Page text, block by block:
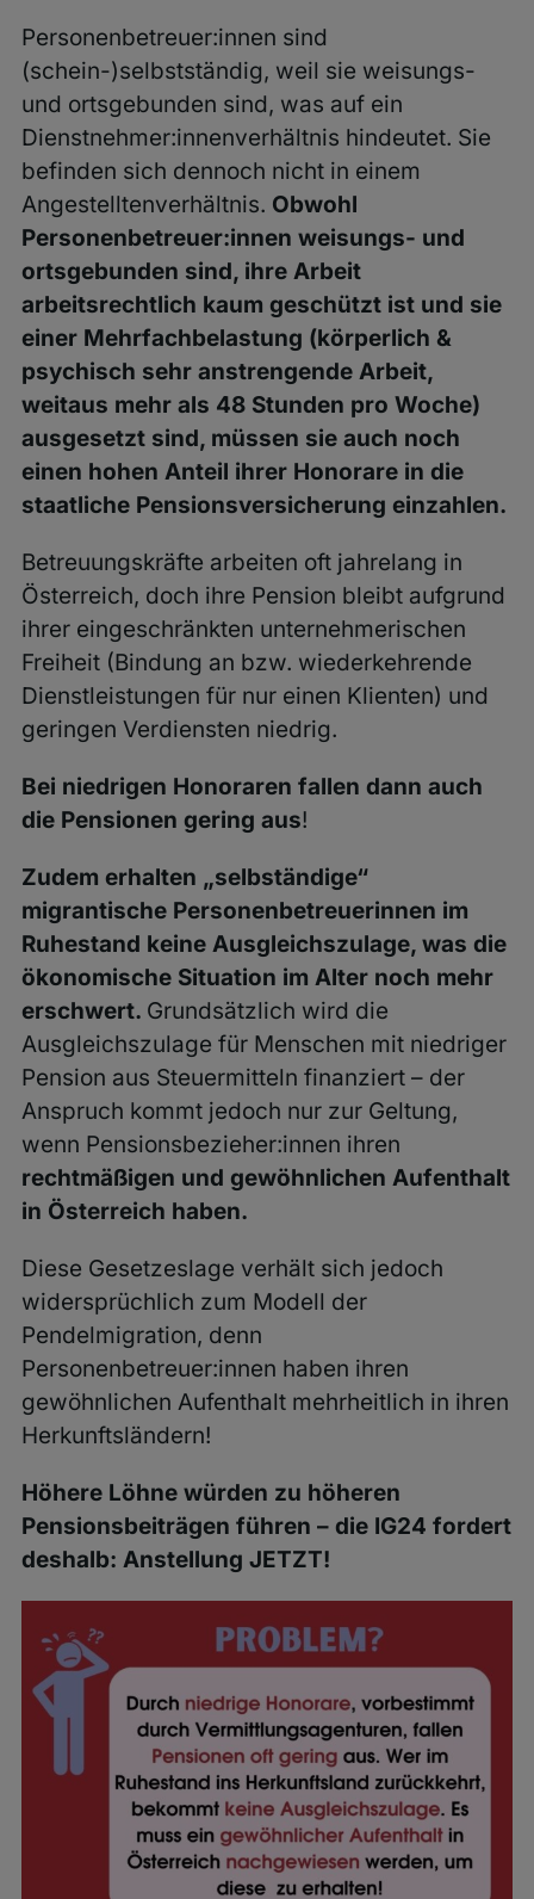
Personenbetreuer:innen sind
(schein-)selbstständig, weil sie weisungs-
und ortsgebunden sind, was auf ein
Dienstnehmer:innenverhältnis hindeutet. Sie
befinden sich dennoch nicht in einem
Angestelltenverhältnis. Obwohl
Personenbetreuer:innen weisungs- und
ortsgebunden sind, ihre Arbeit
arbeitsrechtlich kaum geschützt ist und sie
einer Mehrfachbelastung (körperlich &
psychisch sehr anstrengende Arbeit,
weitaus mehr als 48 Stunden pro Woche)
ausgesetzt sind, müssen sie auch noch
einen hohen Anteil ihrer Honorare in die
staatliche Pensionsversicherung einzahlen.
Betreuungskräfte arbeiten oft jahrelang in
Österreich, doch ihre Pension bleibt aufgrund
ihrer eingeschränkten unternehmerischen
Freiheit (Bindung an bzw. wiederkehrende
Dienstleistungen für nur einen Klienten) und
geringen Verdiensten niedrig.
Bei niedrigen Honoraren fallen dann auch
die Pensionen gering aus!
Zudem erhalten „selbständige“
migrantische Personenbetreuerinnen im
Ruhestand keine Ausgleichszulage, was die
ökonomische Situation im Alter noch mehr
erschwert. Grundsätzlich wird die
Ausgleichszulage für Menschen mit niedriger
Pension aus Steuermitteln finanziert – der
Anspruch kommt jedoch nur zur Geltung,
wenn Pensionsbezieher:innen ihren
rechtmäßigen und gewöhnlichen Aufenthalt
in Österreich haben.
Diese Gesetzeslage verhält sich jedoch
widersprüchlich zum Modell der
Pendelmigration, denn
Personenbetreuer:innen haben ihren
gewöhnlichen Aufenthalt mehrheitlich in ihren
Herkunftsländern!
Höhere Löhne würden zu höheren
Pensionsbeiträgen führen – die IG24 fordert
deshalb: Anstellung JETZT!